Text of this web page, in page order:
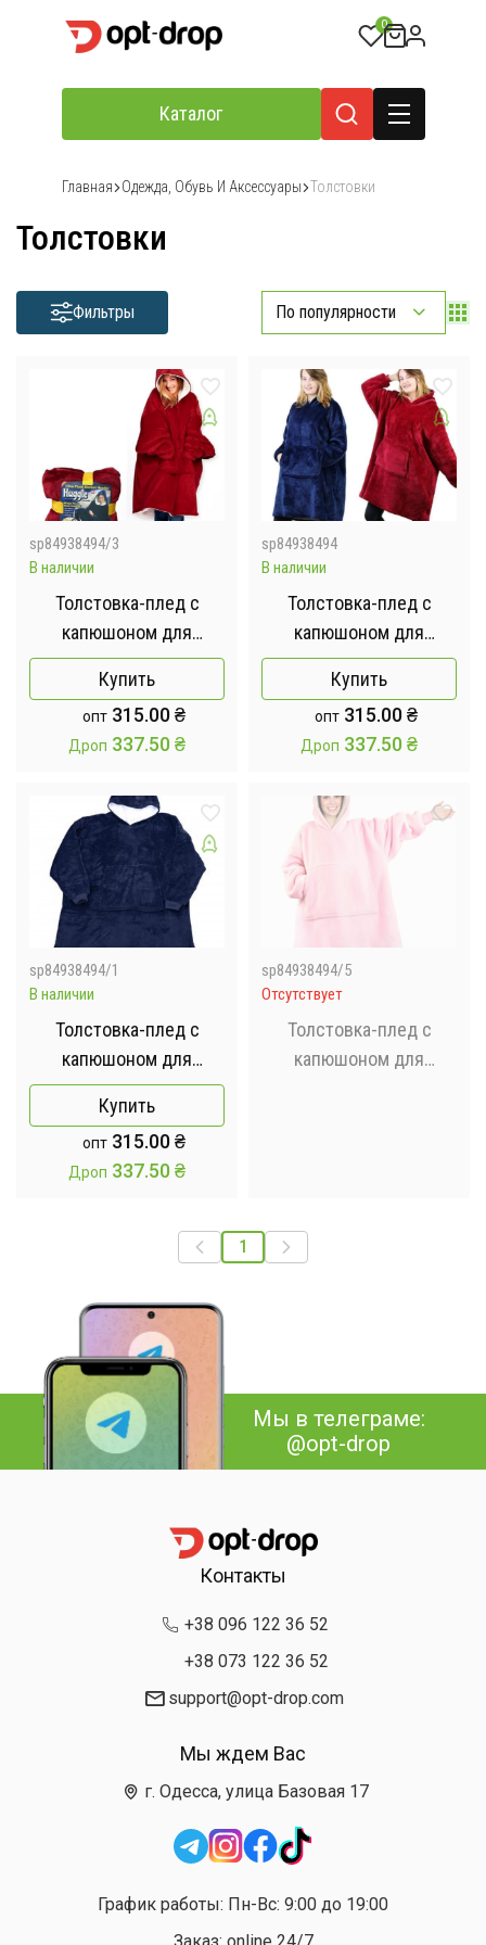
0
Каталог
Главная Одежда, Обувь И Аксессуары Толстовки
Толстовки
Фильтры По популярности
sp84938494/3
В наличии
Толстовка-плед с
капюшоном для
мужчины и женщины -
/ Плед толстовка, худи
Бордо
Купить
опт 315.00₴
Дроп 337.50₴
sp84938494
В наличии
Толстовка-плед с
капюшоном для
мужчины и женщины -
/ Плед толстовка, худи
Купить
опт 315.00₴
Дроп 337.50₴
sp84938494/1
В наличии
Толстовка-плед с
капюшоном для
мужчины и женщины -
/ Плед толстовка, худи
Синий
Купить
опт 315.00₴
Дроп 337.50₴
sp84938494/5
Отсутствует
Толстовка-плед с
капюшоном для
1
Мы в телеграме:
@opt-drop
Контакты
+38 096 122 36 52
+38 073 122 36 52
support@opt-drop.com
Мы ждем Вас
г. Одесса, улица Базовая 17
График работы: Пн-Вс: 9:00 до 19:00